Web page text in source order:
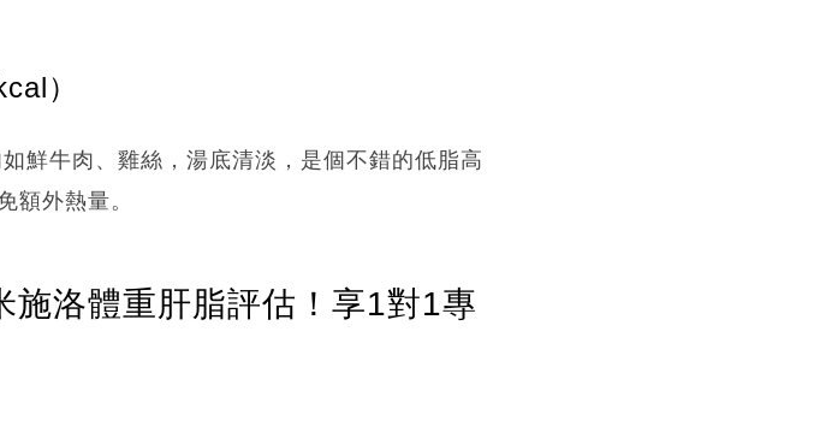
）
鮮牛肉、雞絲，湯底清淡，是個不錯的低脂高
額外熱量。
施洛體重肝脂評估！享1對1專